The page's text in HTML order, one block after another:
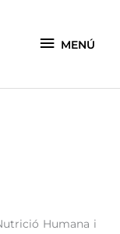
MENÚ
Humana i